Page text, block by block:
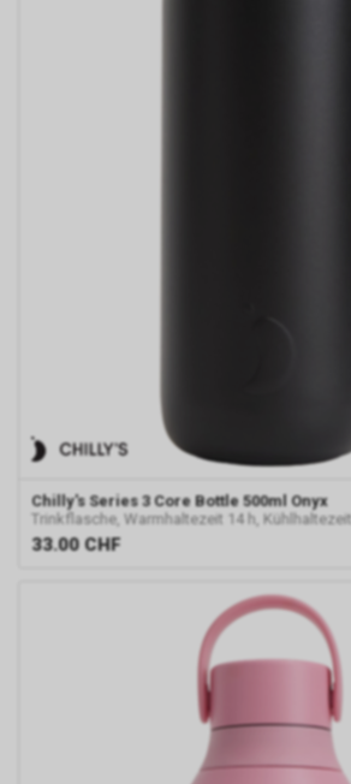
Chilly's Series 3 Core Bottle 500ml Onyx
Trinkflasche, Warmhaltezeit 14 h,
33.00 CHF